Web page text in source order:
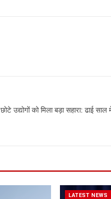
छोटे उद्योगों को मिला बड़ा सहारा: ढाई
LATEST NEWS